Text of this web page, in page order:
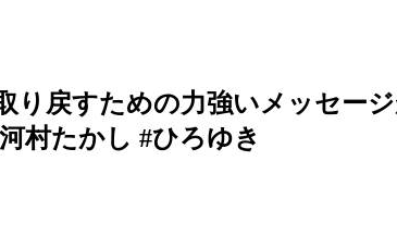
り戻すための力強いメッセー
村たかし #ひろゆき